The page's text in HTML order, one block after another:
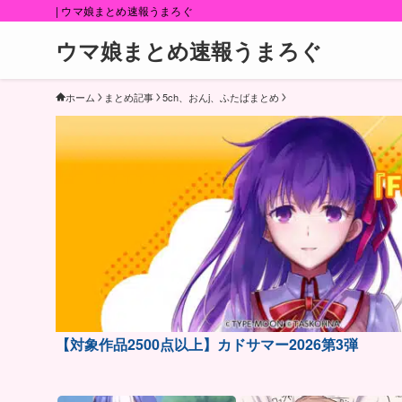
| ウマ娘まとめ速報うまろぐ
ウマ娘まとめ速報うまろぐ
ホーム まとめ記事 5ch、おんj、ふたばまとめ
【対象作品2500点以上】カドサマー2026第3弾